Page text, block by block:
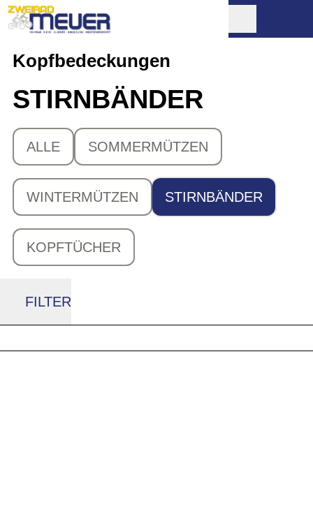
Kopfbedeckungen
STIRNBÄNDER
ALLE SOMMERMÜTZEN
WINTERMÜTZEN STIRNBÄNDER
KOPFTÜCHER
FILTER